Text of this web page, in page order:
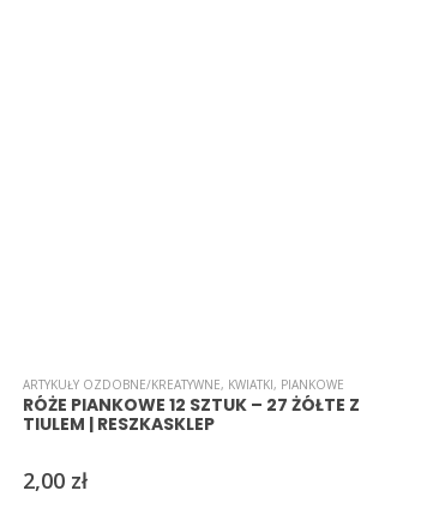
ARTYKUŁY OZDOBNE/KREATYWNE, KWIATKI, PIANKOWE
RÓŻE PIANKOWE 12 SZTUK – 27 ŻÓŁTE Z
TIULEM | RESZKASKLEP
2,00 zł